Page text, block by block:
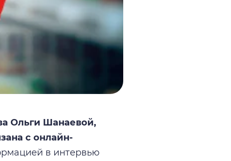
Ольги Шанаевой,
с онлайн-
в интервью